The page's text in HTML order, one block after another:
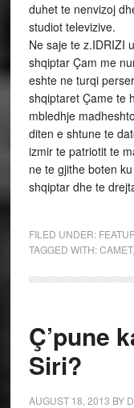
duhet te nenvizoj
studiot televizive.
Ne saje te z.IDRIZI
shqiptar Çam me
eshte ne turqi
shqiptaret Çame te
mbledhje
diten e shtune te
izmir te patriotit te
ne te gjithe boten
shqiptar dhe te
FILED UNDER:
TAGGED WITH:CAMET,
Ç’pune
Siri?
AUGUST 18, 2013 BY